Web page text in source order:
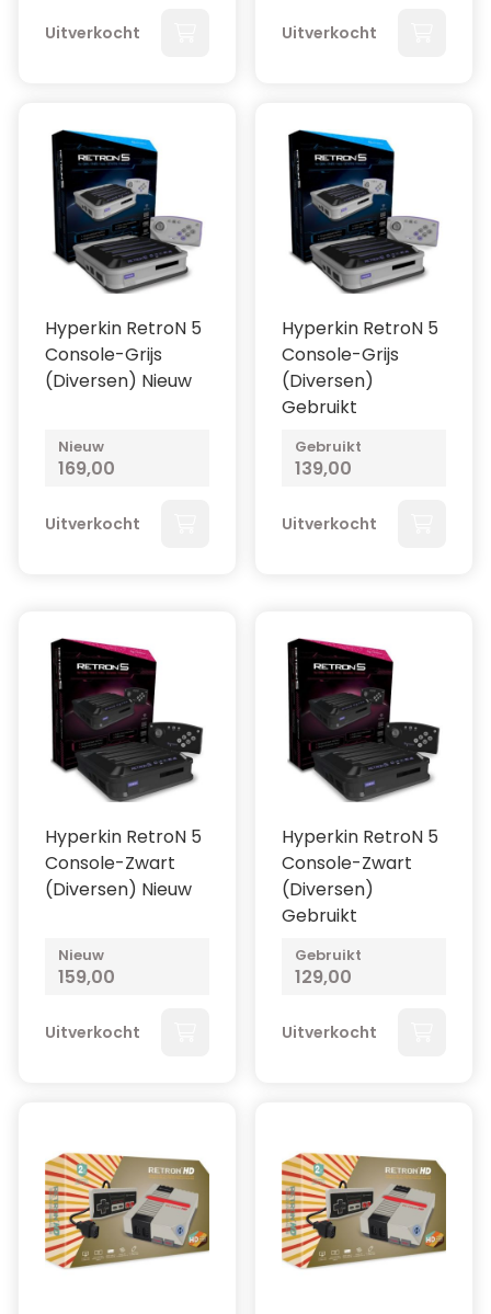
Uitverkocht Uitverkocht
Hyperkin RetroN 5
Console-Grijs
(Diversen) Nieuw
Nieuw
169,00
Uitverkocht
Hyperkin RetroN 5
Console-Grijs
(Diversen)
Gebruikt
Gebruikt
139,00
Uitverkocht
Hyperkin RetroN 5
Console-Zwart
(Diversen) Nieuw
Nieuw
159,00
Uitverkocht
Hyperkin RetroN 5
Console-Zwart
(Diversen)
Gebruikt
Gebruikt
129,00
Uitverkocht